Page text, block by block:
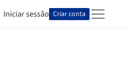
Iniciar sessão Criar conta